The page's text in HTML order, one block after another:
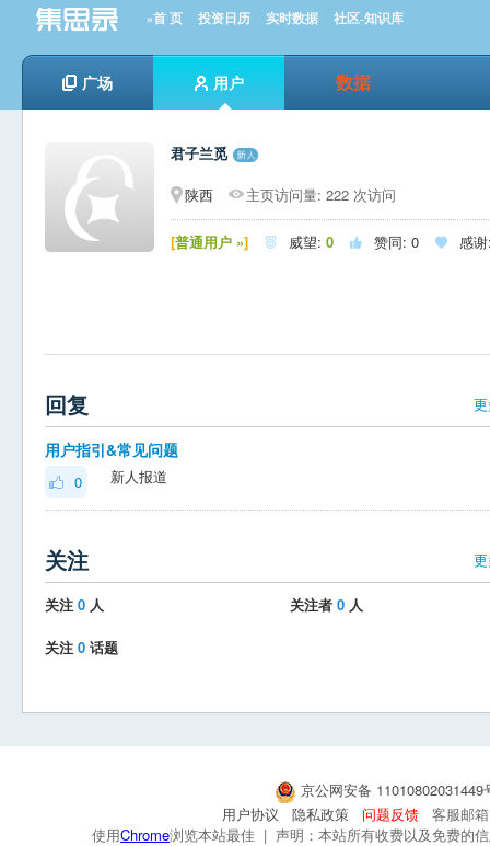
»首 页 投资日历 实时数据 社区-知识库
广场 用户 数据
君子兰觅
陕西
主页访问量: 222 次访问
[普通用户 »]  威望: 0  赞同: 0  感
回复
用户指引&常见问题
0 新人报道
关注
关注 0 人 关注者 0 人
关注 0 话题
京公网安备
用户协议
隐私政策 问题反馈
客服邮
使用Chrome浏览本站最佳 | 声明：本站所有收费以及免费的